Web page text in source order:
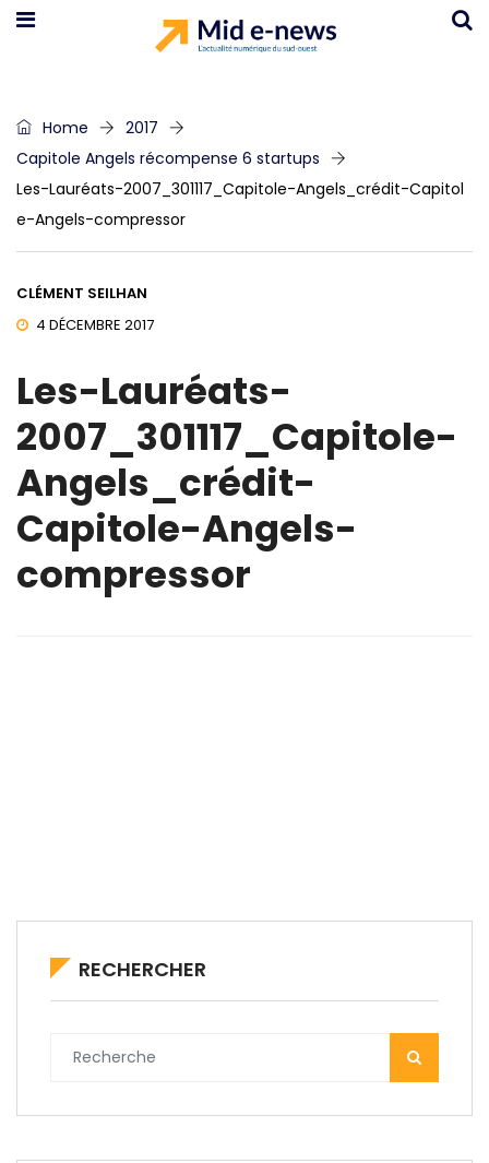
Home
2017
Capitole Angels récompense 6 startups
Les-Lauréats-2007_301117_Capitole-Angels_crédit-Capitol
e-Angels-compressor
CLÉMENT SEILHAN
4 DÉCEMBRE 2017
Les-Lauréats-
2007_301117_Capitole-
Angels_crédit-
Capitole-Angels-
compressor
RECHERCHER